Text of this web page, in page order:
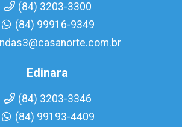
(84) 3203-3300
(84) 99916-9349
Edinara
(84) 3203-3346
(84) 99193-4409